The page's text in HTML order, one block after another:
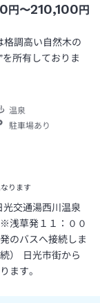
格調高い自然木の
所有しておりま
温泉
駐車場あり
ります
交通湯西川温泉
浅草発１１：００
のバスへ接続しま
） 日光市街から
ます。
円〜210,100円